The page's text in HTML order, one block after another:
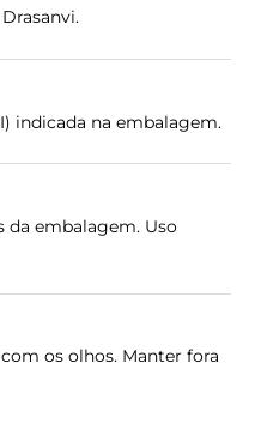
indicada na embalagem.
da embalagem. Uso
os olhos. Manter fora